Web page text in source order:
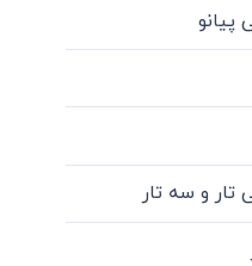
و سه تار